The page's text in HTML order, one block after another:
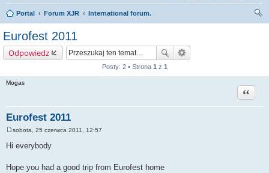
Portal Forum XJR
International forum.
Eurofest 2011
Odpowiedz
Posty: 2 • Strona 1 z 1
Mogas
Eurofest 2011
Cytuj
sobota, 25 czerwca 2011, 12:57
Hi everybody
Hope you had a good trip from Eurofest home